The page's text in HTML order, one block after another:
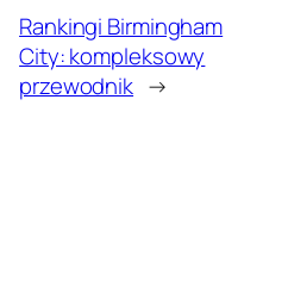
Rankingi Birmingham
City: kompleksowy
przewodnik →